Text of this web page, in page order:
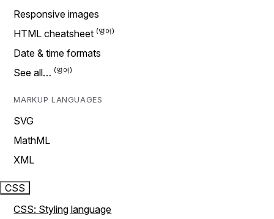
Responsive images
HTML cheatsheet
Date & time formats
See all…
MARKUP LANGUAGES
SVG
MathML
XML
CSS
CSS: Styling language